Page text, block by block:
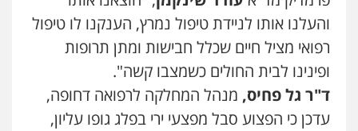
והעלנו אותו לניידת טיפול נמרץ, הענקנו לו טיפול
רפואי מציל חיים שכלל חבישות ומתן תרופות
ופינינו לבית החולים כשמצבו קשה".
ד"ר גל פחיס, מנהל המחלקה לרפואה דחופה,
עדכן כי הפצוע סבל מפצעי ירי בפלג גופו עליון,